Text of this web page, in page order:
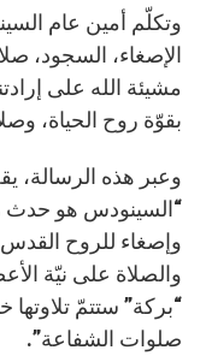
وتكلّم أمين عام
الإصغاء، السجود،
مشيئة الله على
بقوّة روح الحياة،
وعبر هذه الرسالة،
“السينودس هو
وإصغاء للروح
والصلاة على نيّة
“بركة” ستتمّ
صلوات الشفاعة”.